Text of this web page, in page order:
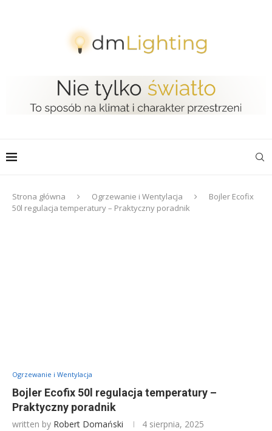
Strona główna Ogrzewanie i Wentylacja
Bojler Ecofix
50l regulacja temperatury – Praktyczny poradnik
Ogrzewanie i Wentylacja
Bojler Ecofix 50l regulacja temperatury –
Praktyczny poradnik
written by Robert Domański 4 sierpnia, 2025